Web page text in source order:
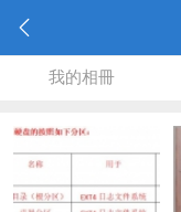
我的相冊